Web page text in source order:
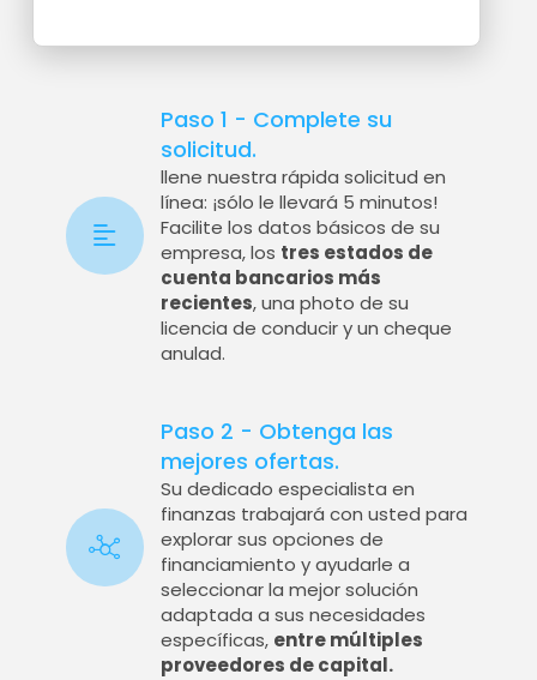
Paso 1 - Complete su
solicitud.
llene nuestra rápida solicitud en
línea: ¡sólo le llevará 5 minutos!
Facilite los datos básicos de su
empresa, los tres estados de
cuenta bancarios más
recientes, una photo de su
licencia de conducir y un cheque
anulad.
Paso 2 - Obtenga las
mejores ofertas.
Su dedicado especialista en
finanzas trabajará con usted para
explorar sus opciones de
financiamiento y ayudarle a
seleccionar la mejor solución
adaptada a sus necesidades
específicas, entre múltiples
proveedores de capital.